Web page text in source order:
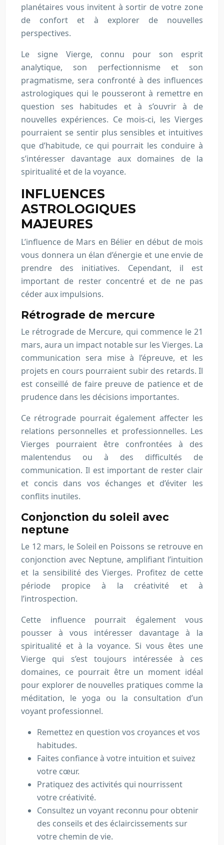
planétaires vous invitent à sortir de votre zone
de confort et à explorer de nouvelles
perspectives.
Le signe Vierge, connu pour son esprit
analytique, son perfectionnisme et son
pragmatisme, sera confronté à des influences
astrologiques qui le pousseront à remettre en
question ses habitudes et à s’ouvrir à de
nouvelles expériences. Ce mois-ci, les Vierges
pourraient se sentir plus sensibles et intuitives
que d’habitude, ce qui pourrait les conduire à
s’intéresser davantage aux domaines de la
spiritualité et de la voyance.
INFLUENCES
ASTROLOGIQUES
MAJEURES
L’influence de Mars en Bélier en début de mois
vous donnera un élan d’énergie et une envie de
prendre des initiatives. Cependant, il est
important de rester concentré et de ne pas
céder aux impulsions.
Rétrograde de mercure
Le rétrograde de Mercure, qui commence le 21
mars, aura un impact notable sur les Vierges. La
communication sera mise à l’épreuve, et les
projets en cours pourraient subir des retards. Il
est conseillé de faire preuve de patience et de
prudence dans les décisions importantes.
Ce rétrograde pourrait également affecter les
relations personnelles et professionnelles. Les
Vierges pourraient être confrontées à des
malentendus ou à des difficultés de
communication. Il est important de rester clair
et concis dans vos échanges et d’éviter les
conflits inutiles.
Conjonction du soleil avec
neptune
Le 12 mars, le Soleil en Poissons se retrouve en
conjonction avec Neptune, amplifiant l’intuition
et la sensibilité des Vierges. Profitez de cette
période propice à la créativité et à
l’introspection.
Cette influence pourrait également vous
pousser à vous intéresser davantage à la
spiritualité et à la voyance. Si vous êtes une
Vierge qui s’est toujours intéressée à ces
domaines, ce pourrait être un moment idéal
pour explorer de nouvelles pratiques comme la
méditation, le yoga ou la consultation d’un
voyant professionnel.
Remettez en question vos croyances et vos
habitudes.
Faites confiance à votre intuition et suivez
votre cœur.
Pratiquez des activités qui nourrissent
votre créativité.
Consultez un voyant reconnu pour obtenir
des conseils et des éclaircissements sur
votre chemin de vie.